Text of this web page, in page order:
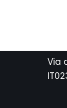
Via